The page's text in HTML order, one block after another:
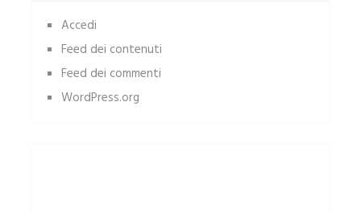
Accedi
Feed dei contenuti
Feed dei commenti
WordPress.org